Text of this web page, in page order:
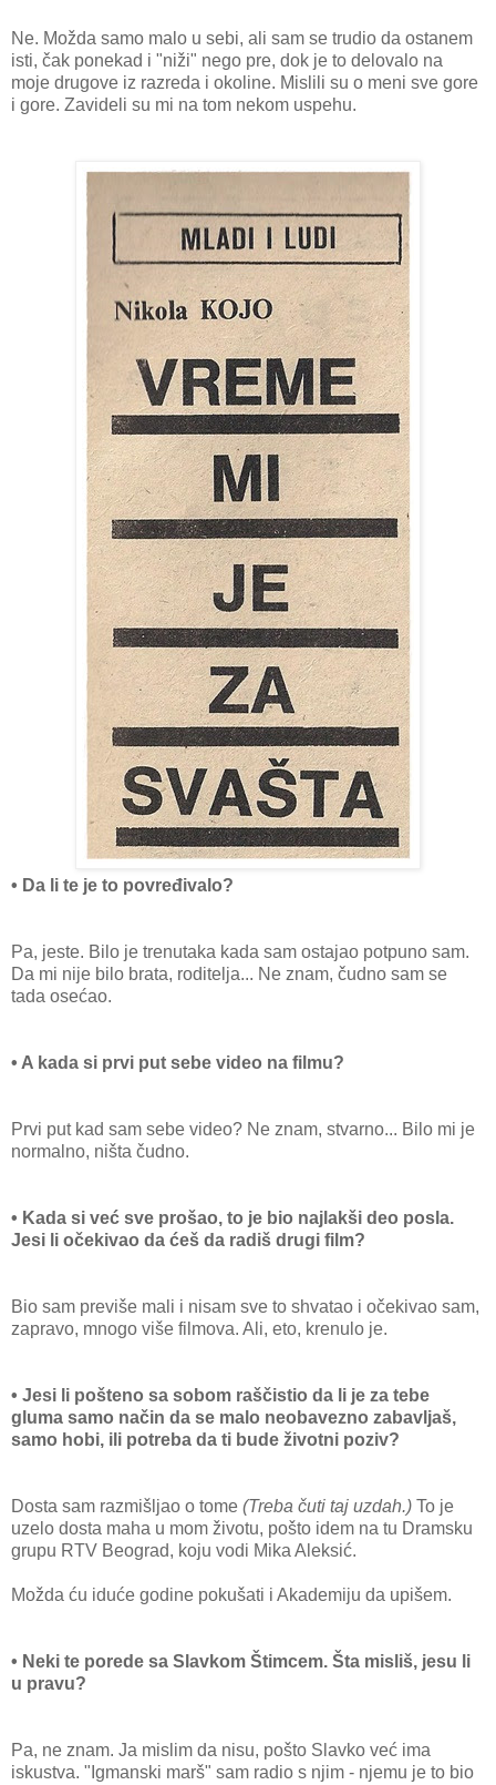
Ne. Možda samo malo u sebi, ali sam se trudio da ostanem
isti, čak ponekad i "niži" nego pre, dok je to delovalo na
moje drugove iz razreda i okoline. Mislili su o meni sve gore
i gore. Zavideli su mi na tom nekom uspehu.
• Da li te je to povređivalo?
Pa, jeste. Bilo je trenutaka kada sam ostajao potpuno sam.
Da mi nije bilo brata, roditelja... Ne znam, čudno sam se
tada osećao.
• A kada si prvi put sebe video na filmu?
Prvi put kad sam sebe video? Ne znam, stvarno... Bilo mi je
normalno, ništa čudno.
• Kada si već sve prošao, to je bio najlakši deo posla.
Jesi li očekivao da ćeš da radiš drugi film?
Bio sam previše mali i nisam sve to shvatao i očekivao sam,
zapravo, mnogo više filmova. Ali, eto, krenulo je.
• Jesi li pošteno sa sobom raščistio da li je za tebe
gluma samo način da se malo neobavezno zabavljaš,
samo hobi, ili potreba da ti bude životni poziv?
Dosta sam razmišljao o tome (Treba čuti taj uzdah.) To je
uzelo dosta maha u mom životu, pošto idem na tu Dramsku
grupu RTV Beograd, koju vodi Mika Aleksić.
Možda ću iduće godine pokušati i Akademiju da upišem.
• Neki te porede sa Slavkom Štimcem. Šta misliš, jesu li
u pravu?
Pa, ne znam. Ja mislim da nisu, pošto Slavko već ima
iskustva. "Igmanski marš" sam radio s njim - njemu je to bio